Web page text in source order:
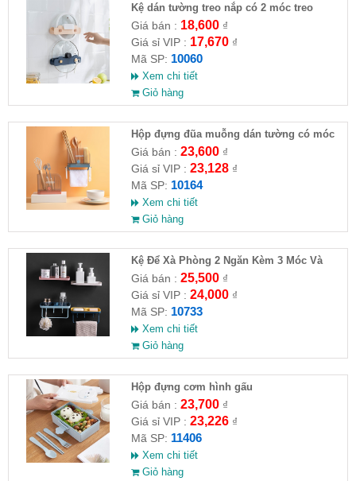
Kệ dán tường treo nắp có 2 móc treo
Giá bán : 18,600₫
Giá sỉ VIP : 17,670₫
Mã SP: 10060
Xem chi tiết
Giỏ hàng
Hộp đựng đũa muỗng dán tường có móc
treo khăn
Giá bán : 23,600₫
Giá sỉ VIP : 23,128₫
Mã SP: 10164
Xem chi tiết
Giỏ hàng
Kệ Để Xà Phòng 2 Ngăn Kèm 3 Móc Và
Thanh Treo Khăn Dán Tường
Giá bán : 25,500₫
Giá sỉ VIP : 24,000₫
Mã SP: 10733
Xem chi tiết
Giỏ hàng
Hộp đựng cơm hình gấu
Giá bán : 23,700₫
Giá sỉ VIP : 23,226₫
Mã SP: 11406
Xem chi tiết
Giỏ hàng